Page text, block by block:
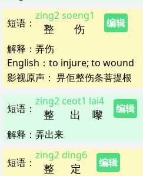
短语 ： 整
zing2
伤
soeng1
编辑
解释 ： 弄伤
English： to injure; to wound
影视原声： 畀佢整伤条菩提根
短语 ： 整
zing2
出
ceot1
嚟
lai4
编辑
解释 ： 弄出来
短语 ： 整
zing2
定
ding6
编辑